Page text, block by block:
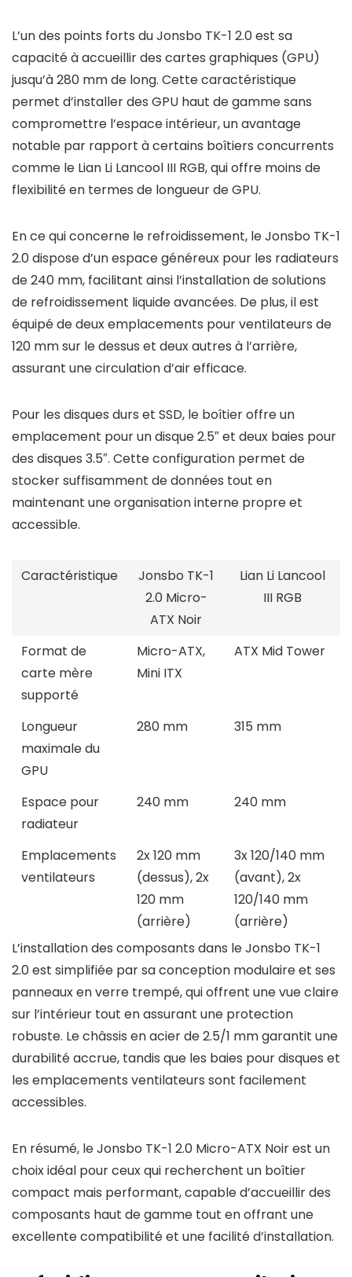
L’un des points forts du Jonsbo TK-1 2.0 est sa
capacité à accueillir des cartes graphiques (GPU)
jusqu’à 280 mm de long. Cette caractéristique
permet d’installer des GPU haut de gamme sans
compromettre l’espace intérieur, un avantage
notable par rapport à certains boîtiers concurrents
comme le Lian Li Lancool III RGB, qui offre moins de
flexibilité en termes de longueur de GPU.
En ce qui concerne le refroidissement, le Jonsbo TK-1
2.0 dispose d’un espace généreux pour les radiateurs
de 240 mm, facilitant ainsi l’installation de solutions
de refroidissement liquide avancées. De plus, il est
équipé de deux emplacements pour ventilateurs de
120 mm sur le dessus et deux autres à l’arrière,
assurant une circulation d’air efficace.
Pour les disques durs et SSD, le boîtier offre un
emplacement pour un disque 2.5″ et deux baies pour
des disques 3.5″. Cette configuration permet de
stocker suffisamment de données tout en
maintenant une organisation interne propre et
accessible.
Caractéristique
Jonsbo TK-1
2.0 Micro-
ATX Noir
Lian Li Lancool
III RGB
Format de
carte mère
supporté
Micro-ATX,
Mini ITX
ATX Mid Tower
Longueur
maximale du
GPU
280 mm 315 mm
Espace pour
radiateur
240 mm 240 mm
Emplacements
ventilateurs
2x 120 mm
(dessus), 2x
120 mm
(arrière)
3x 120/140 mm
(avant), 2x
120/140 mm
(arrière)
L’installation des composants dans le Jonsbo TK-1
2.0 est simplifiée par sa conception modulaire et ses
panneaux en verre trempé, qui offrent une vue claire
sur l’intérieur tout en assurant une protection
robuste. Le châssis en acier de 2.5/1 mm garantit une
durabilité accrue, tandis que les baies pour disques et
les emplacements ventilateurs sont facilement
accessibles.
En résumé, le Jonsbo TK-1 2.0 Micro-ATX Noir est un
choix idéal pour ceux qui recherchent un boîtier
compact mais performant, capable d’accueillir des
composants haut de gamme tout en offrant une
excellente compatibilité et une facilité d’installation.